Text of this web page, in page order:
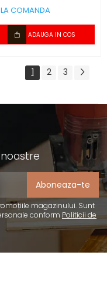
LA COMANDA
ADAUGA IN COS
1 2 3
magazinului. Sunt
conform Politicii de